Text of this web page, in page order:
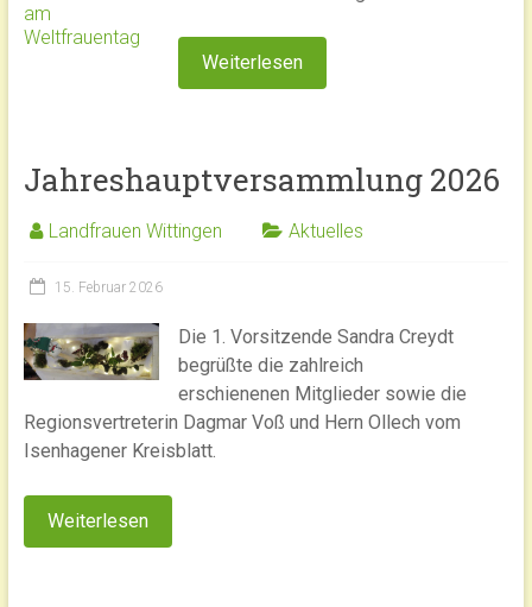
Weiterlesen
Jahreshauptversammlung 2026
Landfrauen Wittingen Aktuelles
15. Februar 2026
Die 1. Vorsitzende Sandra Creydt
begrüßte die zahlreich
erschienenen Mitglieder sowie die
Regionsvertreterin Dagmar Voß und Hern Ollech vom
Isenhagener Kreisblatt.
Weiterlesen